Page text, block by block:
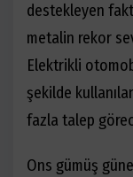
destekleyen
metalin rekor
Elektrikli
şekilde
fazla talep
Ons gümüş